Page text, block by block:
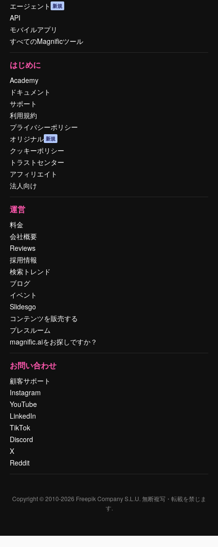
エージェント 新規
API
モバイルアプリ
すべてのMagnificツール
はじめに
Academy
ドキュメント
サポート
利用規約
プライバシーポリシー
オリジナル 新規
クッキーポリシー
トラストセンター
アフィリエイト
法人向け
運営
料金
会社概要
Reviews
採用情報
検索トレンド
ブログ
イベント
Slidesgo
コンテンツを販売する
プレスルーム
magnific.aiをお探しですか？
お問い合わせ
顧客サポート
Instagram
YouTube
LinkedIn
TikTok
Discord
X
Reddit
Copyright © 2010-2026 Freepik Company S.L.U. 無断複写・転載を禁じま
す.